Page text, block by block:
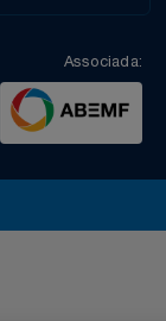
Associada: